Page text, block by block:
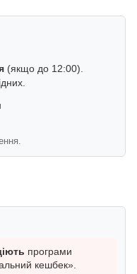
(якщо до 12:00).
програми
кешбек».